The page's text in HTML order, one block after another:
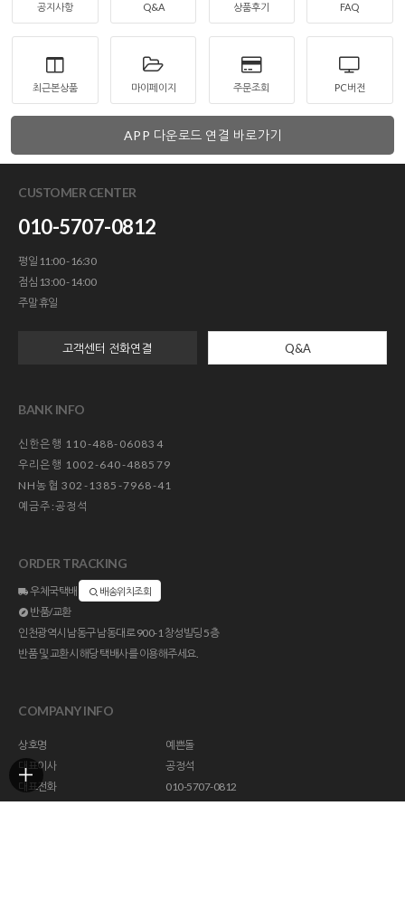
공지사항 Q&A 상품후기 FAQ
최근본상품 마이페이지 주문조회 PC버전
APP 다운로드 연결 바로가기
CUSTOMER CENTER
010-5707-0812
평일 11:00 - 16:30
점심 13:00 - 14:00
주말 휴일
고객센터 전화연결 Q&A
BANK INFO
신한은행 110-488-060834
우리은행 1002-640-488579
NH농협 302-1385-7968-41
예금주:공정석
ORDER TRACKING
우체국택배 배송위치조회
반품/교환
인천광역시 남동구 남동대로 900-1 창성빌딩 5층
반품 및 교환시 해당 택배사를 이용해주세요.
COMPANY INFO
상호명
예쁜돌
대표이사
공정석
대표전화
010-5707-0812